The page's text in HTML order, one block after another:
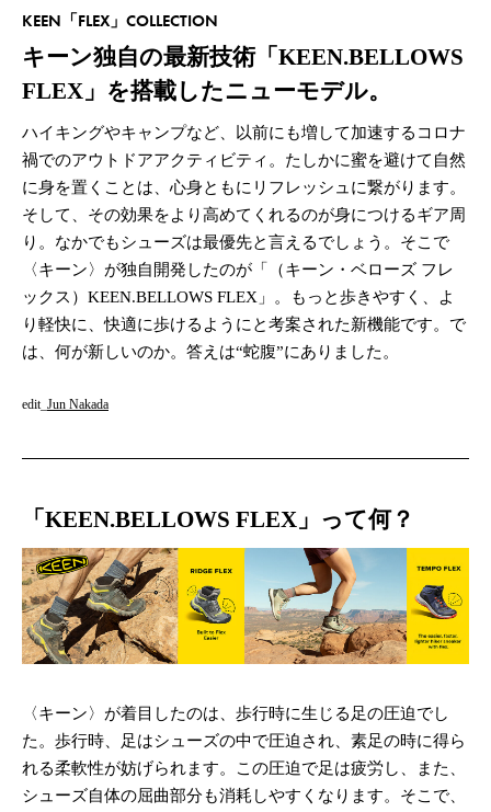
KEEN「FLEX」COLLECTION
キーン独自の最新技術「KEEN.BELLOWS
FLEX」を搭載したニューモデル。
ハイキングやキャンプなど、以前にも増して加速するコロナ
禍でのアウトドアアクティビティ。たしかに蜜を避けて自然
に身を置くことは、心身ともにリフレッシュに繋がります。
そして、その効果をより高めてくれるのが身につけるギア周
り。なかでもシューズは最優先と言えるでしょう。そこで
〈キーン〉が独自開発したのが「（キーン・ベローズ フレ
ックス）KEEN.BELLOWS FLEX」。もっと歩きやすく、よ
り軽快に、快適に歩けるようにと考案された新機能です。で
は、何が新しいのか。答えは“蛇腹”にありました。
edit_ Jun Nakada
「KEEN.BELLOWS FLEX」って何？
〈キーン〉が着目したのは、歩行時に生じる足の圧迫でし
た。歩行時、足はシューズの中で圧迫され、素足の時に得ら
れる柔軟性が妨げられます。この圧迫で足は疲労し、また、
シューズ自体の屈曲部分も消耗しやすくなります。そこで、